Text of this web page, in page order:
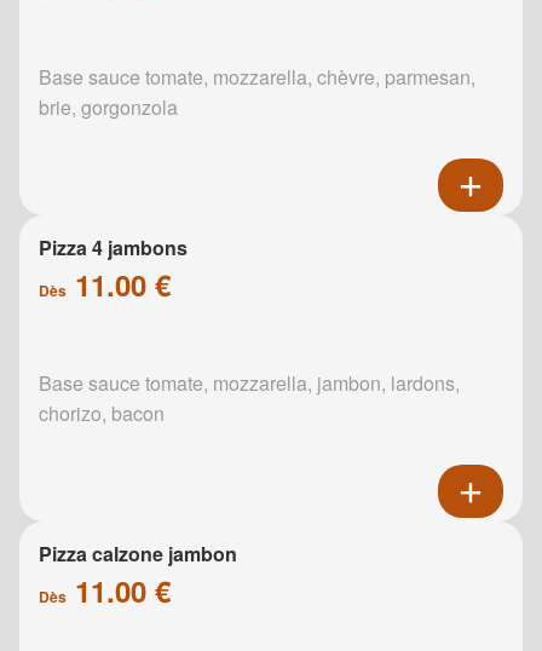
Base sauce tomate, mozzarella, chèvre, parmesan,
brie, gorgonzola
Pizza 4 jambons
Dès 11.00 €
Base sauce tomate, mozzarella, jambon, lardons,
chorizo, bacon
Pizza calzone jambon
Dès 11.00 €